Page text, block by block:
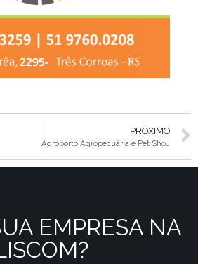
PRÓXIMO
Agroporto Agropecuária e Pet Shop
EMPRESA NA